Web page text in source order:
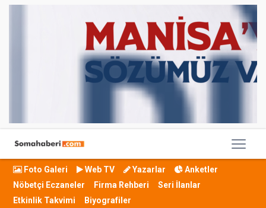
Foto Galeri Web TV Yazarlar
Anketler
Nöbetçi Eczaneler
Firma Rehberi
Seri İlanlar
Etkinlik Takvimi
Biyografiler